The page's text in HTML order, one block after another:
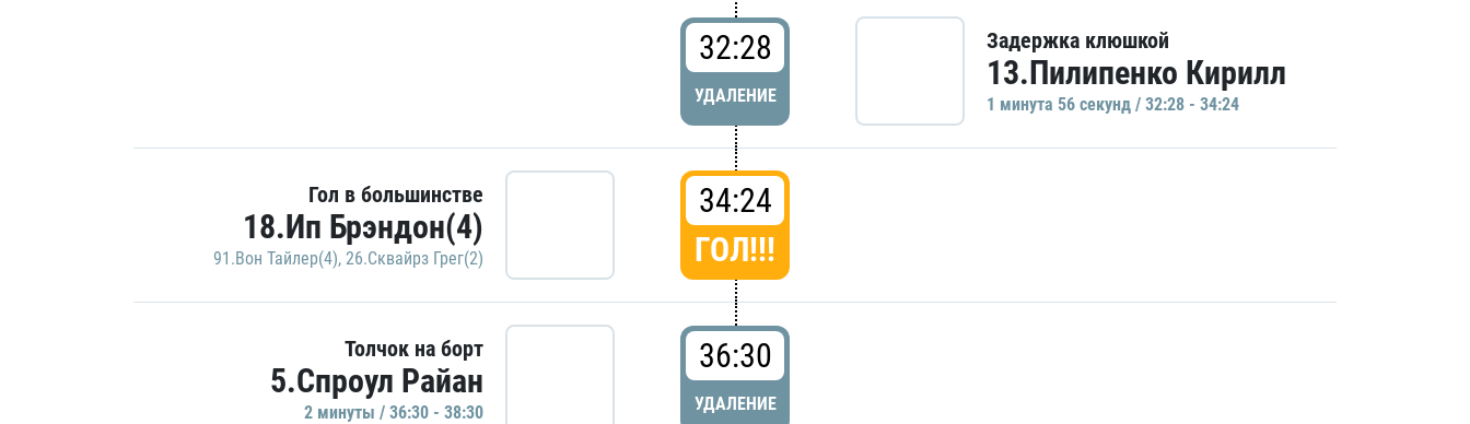
32:28
УДАЛЕНИЕ
Задержка клюшкой
13.Пилипенко Кирилл
1 минутa 56 секунд / 32:28 - 34:24
Гол в большинстве
18.Ип Брэндон(4)
91.Вон Тайлер(4), 26.Сквайрз Грег(2)
34:24
ГОЛ!!!
Толчок на борт
5.Спроул Райан
2 минуты / 36:30 - 38:30
36:30
УДАЛЕНИЕ